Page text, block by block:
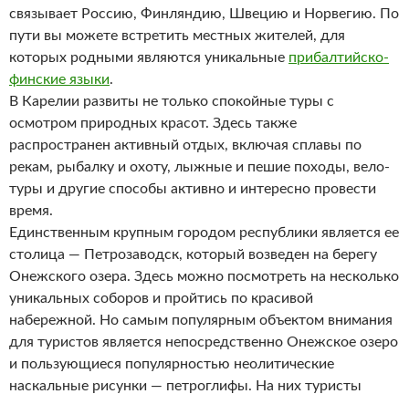
связывает Россию, Финляндию, Швецию и Норвегию. По
пути вы можете встретить местных жителей, для
которых родными являются уникальные прибалтийско-
финские языки.
В Карелии развиты не только спокойные туры с
осмотром природных красот. Здесь также
распространен активный отдых, включая сплавы по
рекам, рыбалку и охоту, лыжные и пешие походы, вело-
туры и другие способы активно и интересно провести
время.
Единственным крупным городом республики является ее
столица — Петрозаводск, который возведен на берегу
Онежского озера. Здесь можно посмотреть на несколько
уникальных соборов и пройтись по красивой
набережной. Но самым популярным объектом внимания
для туристов является непосредственно Онежское озеро
и пользующиеся популярностью неолитические
наскальные рисунки — петроглифы. На них туристы